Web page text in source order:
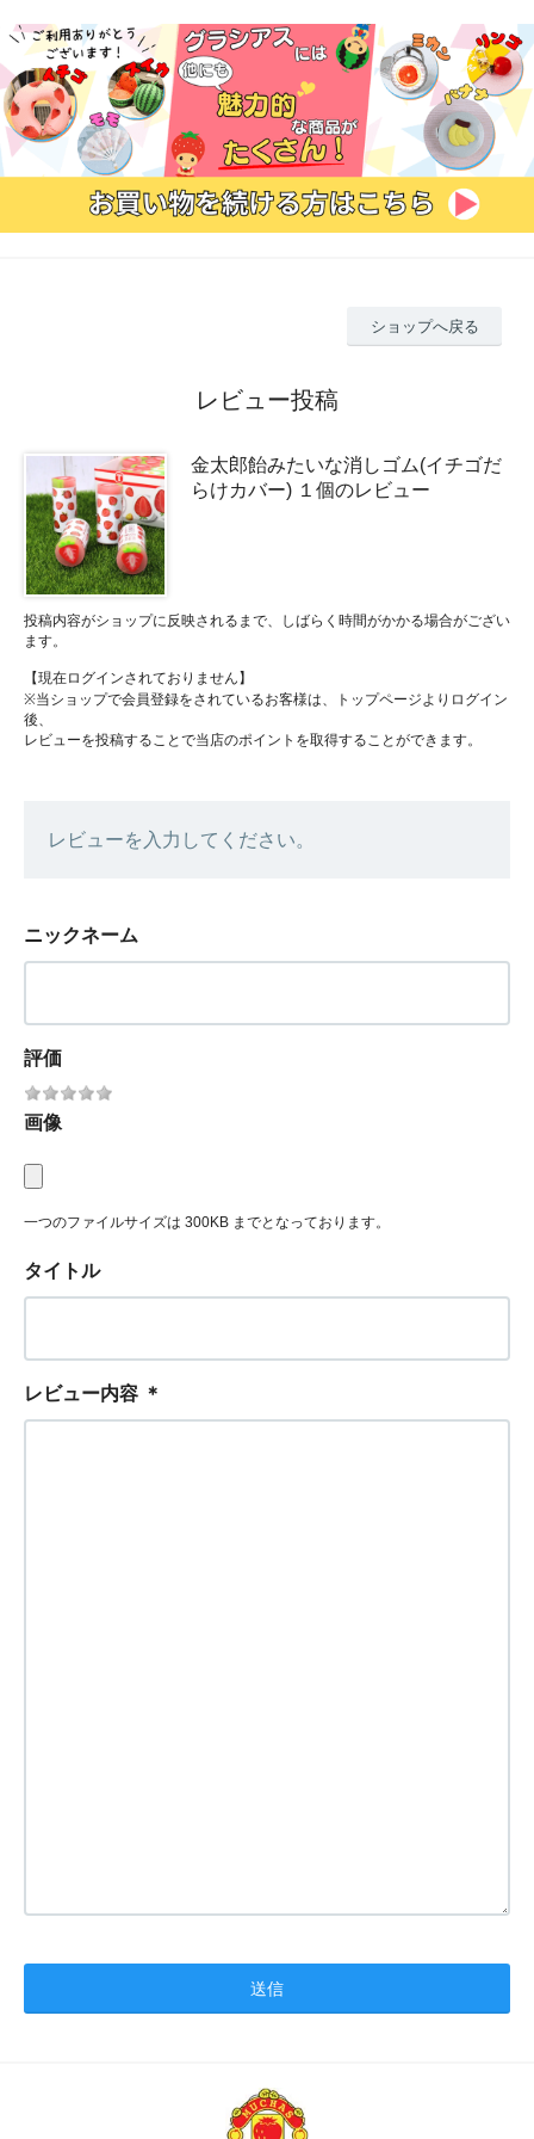
ショップへ戻る
レビュー投稿
金太郎飴みたいな消しゴム(イチゴだ
らけカバー) １個のレビュー
投稿内容がショップに反映されるまで、しばらく時間がかかる場合がござい
ます。
【現在ログインされておりません】
※当ショップで会員登録をされているお客様は、トップページよりログイン
後、
レビューを投稿することで当店のポイントを取得することができます。
レビューを入力してください。
ニックネーム
評価
画像
一つのファイルサイズは 300KB までとなっております。
タイトル
レビュー内容 ＊